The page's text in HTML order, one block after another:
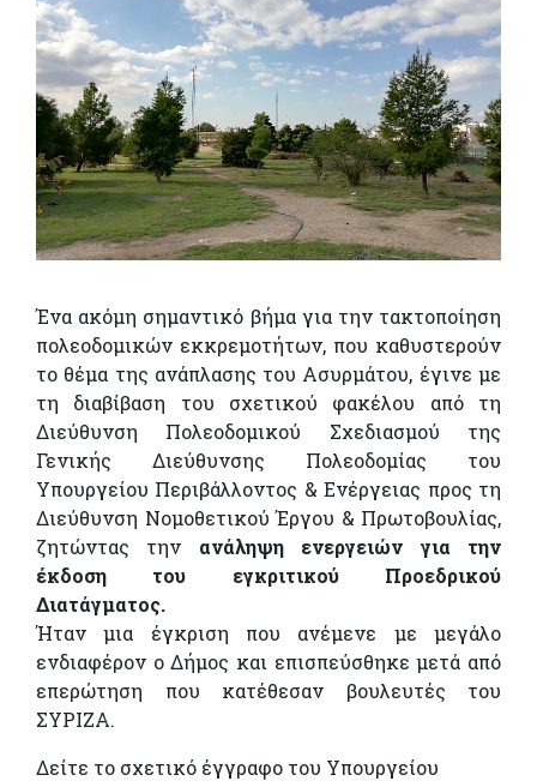
Ένα ακόμη σημαντικό βήμα για την τακτοποίηση
πολεοδομικών εκκρεμοτήτων, που καθυστερούν
το θέμα της ανάπλασης του Ασυρμάτου, έγινε με
τη διαβίβαση του σχετικού φακέλου από τη
Διεύθυνση Πολεοδομικού Σχεδιασμού της
Γενικής Διεύθυνσης Πολεοδομίας του
Υπουργείου Περιβάλλοντος & Ενέργειας προς τη
Διεύθυνση Νομοθετικού Έργου & Πρωτοβουλίας,
ζητώντας την ανάληψη ενεργειών για την
έκδοση του εγκριτικού Προεδρικού
Διατάγματος.
Ήταν μια έγκριση που ανέμενε με μεγάλο
ενδιαφέρον ο Δήμος και επισπεύσθηκε μετά από
επερώτηση που κατέθεσαν βουλευτές του
ΣΥΡΙΖΑ.
Δείτε το σχετικό έγγραφο του Υπουργείου